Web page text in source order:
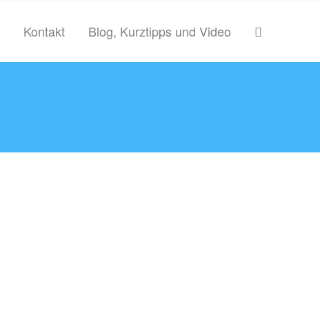
Kontakt Blog, Kurztipps und Video